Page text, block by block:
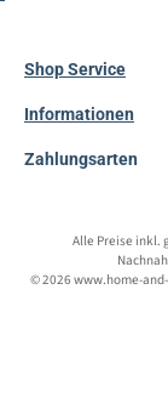
Shop Service
Informationen
Zahlungsarten
Alle Preise inkl.
© 2026 www.home-